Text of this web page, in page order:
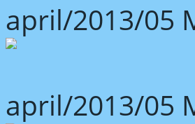
april/2013/05
april/2013/05